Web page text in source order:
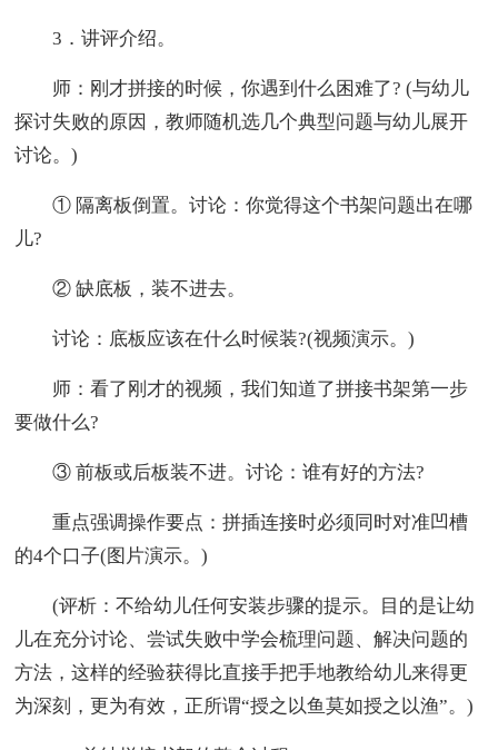
3．讲评介绍。
师：刚才拼接的时候，你遇到什么困难了? (与幼儿
探讨失败的原因，教师随机选几个典型问题与幼儿展开
讨论。)
① 隔离板倒置。讨论：你觉得这个书架问题出在哪
儿?
② 缺底板，装不进去。
讨论：底板应该在什么时候装?(视频演示。)
师：看了刚才的视频，我们知道了拼接书架第一步
要做什么?
③ 前板或后板装不进。讨论：谁有好的方法?
重点强调操作要点：拼插连接时必须同时对准凹槽
的4个口子(图片演示。)
(评析：不给幼儿任何安装步骤的提示。目的是让幼
儿在充分讨论、尝试失败中学会梳理问题、解决问题的
方法，这样的经验获得比直接手把手地教给幼儿来得更
为深刻，更为有效，正所谓“授之以鱼莫如授之以渔”。)